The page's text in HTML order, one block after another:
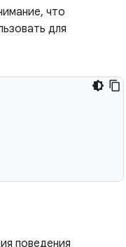
что
для
поведения